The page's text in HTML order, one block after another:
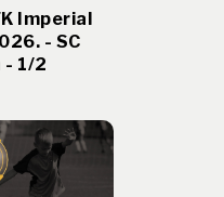
Imperial
- SC
- 1/2